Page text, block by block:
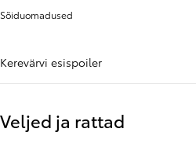
Sõiduomadused
Kerevärvi esispoiler
Veljed ja rattad